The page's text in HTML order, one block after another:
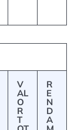
V
AL
O
R
T
R
E
N
D
A